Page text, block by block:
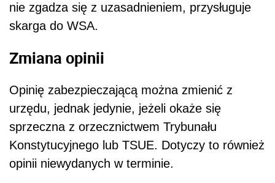
nie zgadza się z uzasadnieniem, przysługuje
skarga do WSA.
Zmiana opinii
Opinię zabezpieczającą można zmienić z
urzędu, jednak jedynie, jeżeli okaże się
sprzeczna z orzecznictwem Trybunału
Konstytucyjnego lub TSUE. Dotyczy to również
opinii niewydanych w terminie.